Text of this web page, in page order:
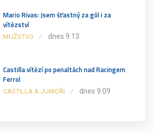
Mario Rivas: Jsem šťastný za gól i za
vítězství
MUŽSTVO dnes 9:13
Castilla vítězí po penaltách nad Racingem
Ferrol
CASTILLA A JUNIOŘI dnes 9:09